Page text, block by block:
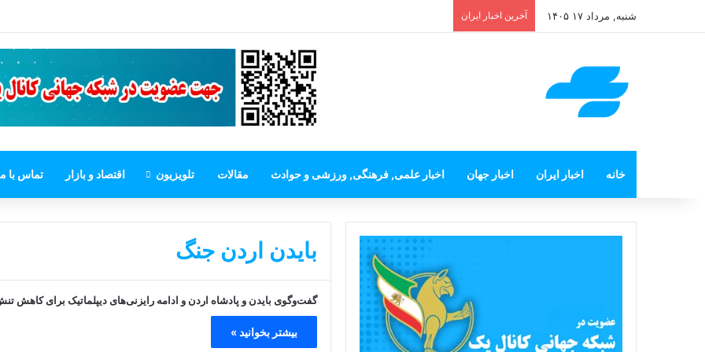
شنبه, مرداد ۱۷ ۱۴۰۵ آخرین اخبار ایران
خانه اخبار ایران اخبار جهان اخبار علمی, فرهنگی, ورزشی و حوادث مقالات تلویزیون اقتصاد و بازار تماس با
بایدن اردن جنگ
گفت‌وگوی بایدن و پادشاه اردن و ادامه رایزنی‌های دیپلماتیک برای کاهش
بیشتر بخوانید »